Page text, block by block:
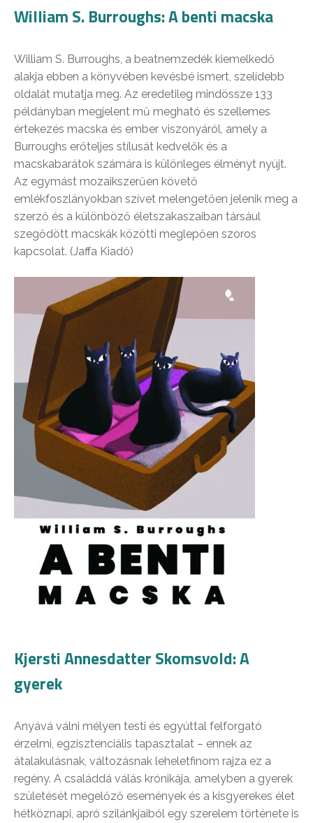
William S. Burroughs: A benti macska
William S. Burroughs, a beatnemzedék kiemelkedő
alakja ebben a könyvében kevésbé ismert, szelídebb
oldalát mutatja meg. Az eredetileg mindössze 133
példányban megjelent mű megható és szellemes
értekezés macska és ember viszonyáról, amely a
Burroughs erőteljes stílusát kedvelők és a
macskabarátok számára is különleges élményt nyújt.
Az egymást mozaikszerűen követő
emlékfoszlányokban szívet melengetően jelenik meg a
szerző és a különböző életszakaszaiban társául
szegődött macskák közötti meglepően szoros
kapcsolat. (Jaffa Kiadó)
Kjersti Annesdatter Skomsvold: A
gyerek
Anyává válni mélyen testi és egyúttal felforgató
érzelmi, egzisztenciális tapasztalat – ennek az
átalakulásnak, változásnak leheletfinom rajza ez a
regény. A családdá válás krónikája, amelyben a gyerek
születését megelőző események és a kisgyerekes élet
hétköznapi, apró szilánkjaiból egy szerelem története is